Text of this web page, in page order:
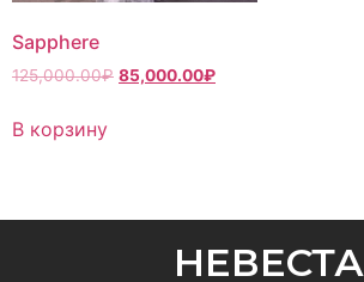
Sapphere
125,000.00₽ 85,000.00₽
В корзину
НЕВЕСТА